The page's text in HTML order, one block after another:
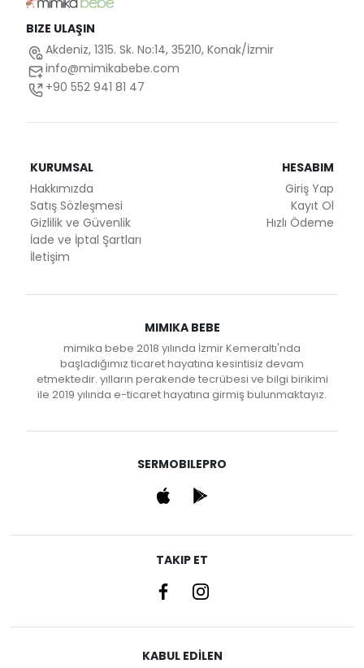
BIZE ULAŞIN
Akdeniz, 1315. Sk. No:14, 35210, Konak/İzmir
info@mimikabebe.com
+90 552 941 81 47
KURUMSAL
Hakkımızda
Satış Sözleşmesi
Gizlilik ve Güvenlik
İade ve İptal Şartları
İletişim
HESABIM
Giriş Yap
Kayıt Ol
Hızlı Ödeme
MIMIKA BEBE
mimika bebe 2018 yılında İzmir Kemeraltı'nda
başladığımız ticaret hayatına kesintisiz devam
etmektedir. yılların perakende tecrübesi ve bilgi birikimi
ile 2019 yılında e-ticaret hayatına girmiş bulunmaktayız.
SERMOBILEPRO
TAKIP ET
KABUL EDİLEN